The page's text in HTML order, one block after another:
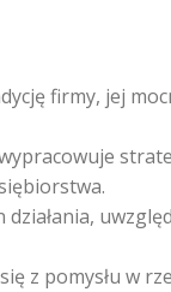
firmy, jej
z pomysłu w